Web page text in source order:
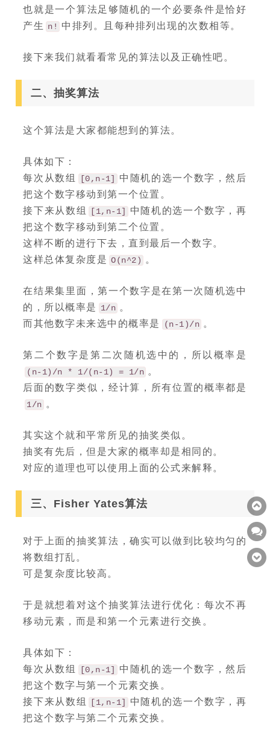
也就是一个算法足够随机的一个必要条件是恰好
产生 n! 中排列。且每种排列出现的次数相等。
接下来我们就看看常见的算法以及正确性吧。
二、抽奖算法
这个算法是大家都能想到的算法。
具体如下：
每次从数组
[0,n-1]
中随机的选一个数字，然后
把这个数字移动到第一个位置。
接下来从数组
[1,n-1]
中随机的选一个数字，再
把这个数字移动到第二个位置。
这样不断的进行下去，直到最后一个数字。
这样总体复杂度是 O(n^2) 。
在结果集里面，第一个数字是在第一次随机选中
的，所以概率是
1/n 。
而其他数字未来选中的概率是
(n-1)/n 。
第二个数字是第二次随机选中的，所以概率是
(n-1)/n * 1/(n-1) = 1/n 。
后面的数字类似，经计算，所有位置的概率都是
1/n 。
其实这个就和平常所见的抽奖类似。
抽奖有先后，但是大家的概率却是相同的。
对应的道理也可以使用上面的公式来解释。
三、Fisher Yates算法
对于上面的抽奖算法，确实可以做到比较均匀的
将数组打乱。
可是复杂度比较高。
于是就想着对这个抽奖算法进行优化：每次不再
移动元素，而是和第一个元素进行交换。
具体如下：
每次从数组
[0,n-1]
中随机的选一个数字，然后
把这个数字与第一个元素交换。
接下来从数组
[1,n-1]
中随机的选一个数字，再
把这个数字与第二个元素交换。